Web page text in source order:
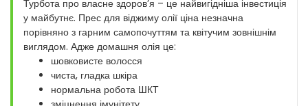
Турбота про власне здоров’я – це найвигідніша інвестиція
у майбутнє. Прес для віджиму олії ціна незначна
порівняно з гарним самопочуттям та квітучим зовнішнім
виглядом. Адже домашня олія це:
шовковисте волосся
чиста, гладка шкіра
нормальна робота ШКТ